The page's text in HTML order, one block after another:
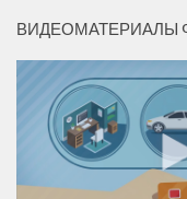
ВИДЕОМАТЕРИАЛЫ